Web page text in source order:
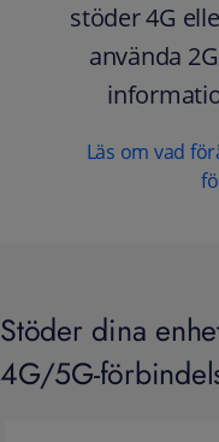
stöder 4G
använda
Läs om vad
Stöder dina
4G/5G-